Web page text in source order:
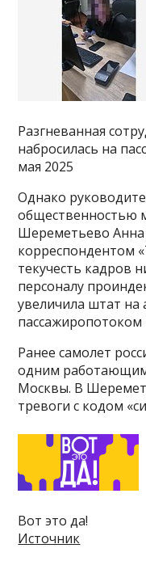
Разгневанная
набросилась на
мая 2025
Однако
общественностью
Шереметьево Анна
корреспондентом
текучесть кадров
персоналу
увеличила штат на
Ранее самолет
одним
Москвы. В
тревоги с кодом
Вот это да!
Источник